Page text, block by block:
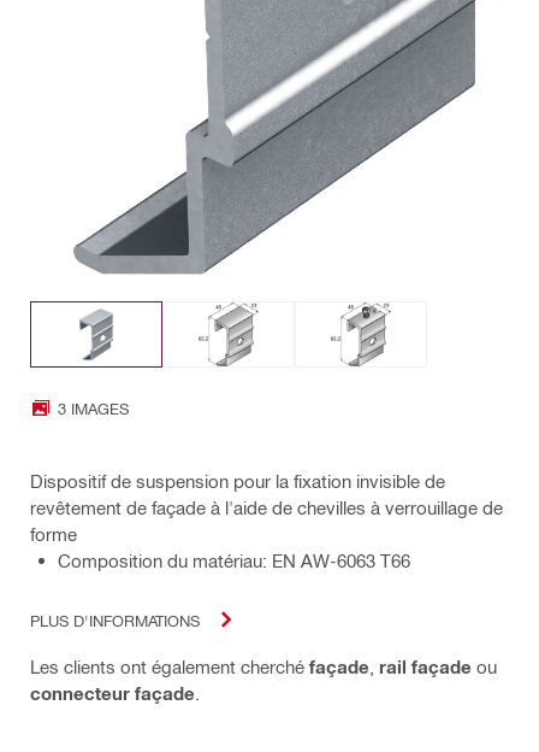
3 IMAGES
Dispositif de suspension pour la fixation invisible de
revêtement de façade à l'aide de chevilles à verrouillage de
forme
Composition du matériau: EN AW-6063 T66
PLUS D'INFORMATIONS
Les clients ont également cherché façade rail façade ou
connecteur façade